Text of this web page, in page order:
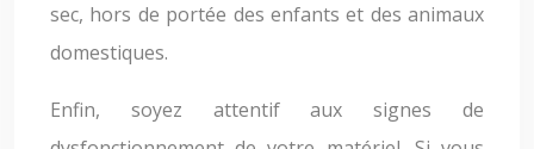
sec, hors de portée des enfants et des animaux
domestiques.
Enfin, soyez attentif aux signes de